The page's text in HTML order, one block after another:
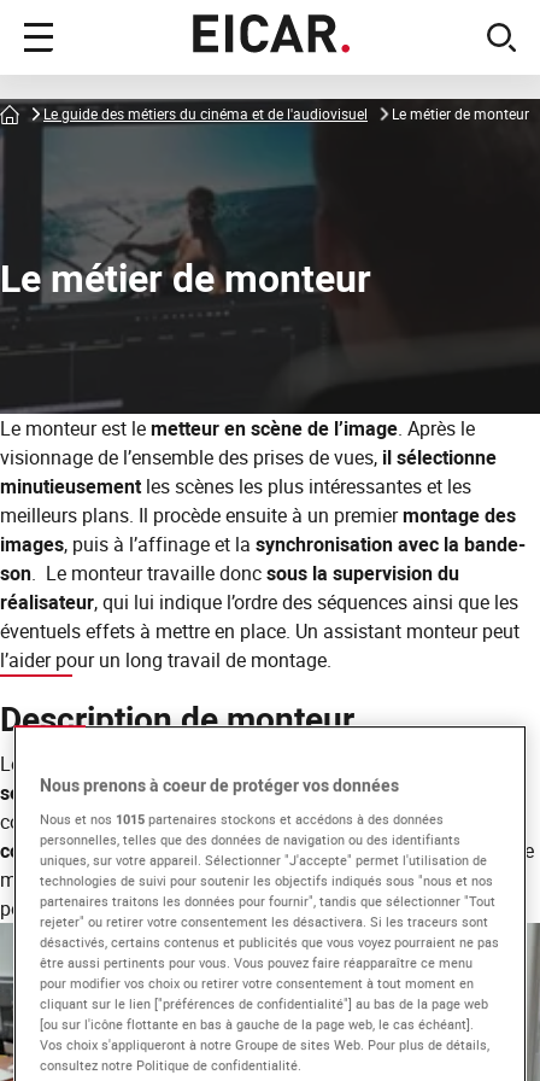
Menu
principal
AccueilLe guide des métiers du cinéma et de l'audiovisuel Le métier de monteur
Le métier de monteur
Le monteur est lemetteur en scène de l’image. Après le
visionnage de l’ensemble des prises de vues, il sélectionne
minutieusementles scènes les plus intéressantes et les
meilleurs plans. Il procède ensuite à un premiermontage des
images, puis à l’affinage et la synchronisation avec la bande-
son. Le monteur travaille doncsous la supervision du
réalisateur, qui lui indique l’ordre des séquences ainsi que les
éventuels effets à mettre en place. Un assistant monteur peut
l’aider pour un long travail de montage.
Description de monteur
Le monteur se doit d’avoir
sensibilité artistiqueaccrue afin de réaliser un ensemble
cohérent et compréhensible. Par ailleurs,minutie et
concentrationsont aussi des qualités nécessaires au métier de
monteur. Il peut parfois visionner plus de 20 heures de rushes
pour réaliser seulement 20 minutes de documentaire.
Nous prenons à coeur de protéger vos données
Nous et nos 1015 partenaires stockons et accédons à des données
personnelles, telles que des données de navigation ou des identifiants
uniques, sur votre appareil. Sélectionner "J'accepte" permet l'utilisation de
technologies de suivi pour soutenir les objectifs indiqués sous "nous et nos
partenaires traitons les données pour fournir", tandis que sélectionner "Tout
rejeter" ou retirer votre consentement les désactivera. Si les traceurs sont
désactivés, certains contenus et publicités que vous voyez pourraient ne pas
être aussi pertinents pour vous. Vous pouvez faire réapparaître ce menu
pour modifier vos choix ou retirer votre consentement à tout moment en
cliquant sur le lien ["préférences de confidentialité"] au bas de la page web
[ou sur l'icône flottante en bas à gauche de la page web, le cas échéant].
Vos choix s'appliqueront à notre Groupe de sites Web. Pour plus de détails,
consultez notre Politique de confidentialité.